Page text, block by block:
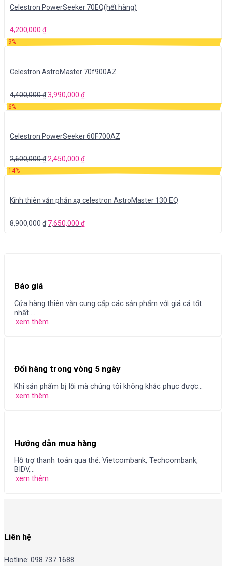
Celestron PowerSeeker 70EQ(hết hàng)
4,200,000 ₫
-9%
Celestron AstroMaster 70f900AZ
4,400,000₫3,990,000 ₫
-6%
Celestron PowerSeeker 60F700AZ
2,600,000₫2,450,000 ₫
-14%
Kính thiên văn phản xạ celestron AstroMaster 130 EQ
8,900,000₫ 7,650,000 ₫
Báo giá
Cửa hàng thiên văn cung cấp các sản phẩm với giá cả tốt
nhất ...
xem thêm
Đổi hàng trong vòng 5 ngày
Khi sản phẩm bị lỗi mà chúng tôi không khắc phục được...
xem thêm
Hướng dẫn mua hàng
Hỗ trợ thanh toán qua thẻ: Vietcombank, Techcombank,
BIDV,...
xem thêm
Liên hệ
Hotline: 098.737.1688